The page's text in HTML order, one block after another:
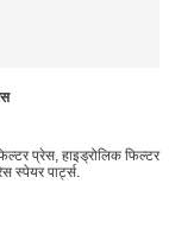
प्रेस, हाइड्रोलिक फिल्टर
स्पेयर पार्ट्स.